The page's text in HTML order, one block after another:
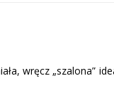
wręcz „szalona”